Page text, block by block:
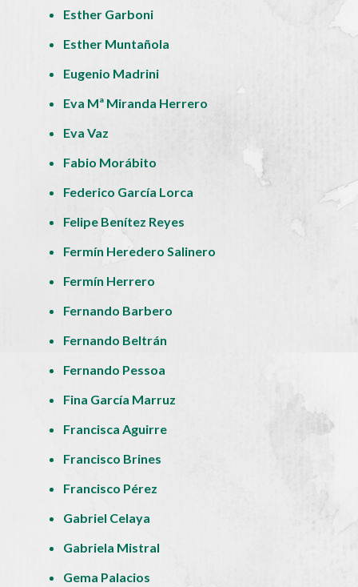
Esther Garboni
Esther Muntañola
Eugenio Madrini
Eva Mª Miranda Herrero
Eva Vaz
Fabio Morábito
Federico García Lorca
Felipe Benítez Reyes
Fermín Heredero Salinero
Fermín Herrero
Fernando Barbero
Fernando Beltrán
Fernando Pessoa
Fina García Marruz
Francisca Aguirre
Francisco Brines
Francisco Pérez
Gabriel Celaya
Gabriela Mistral
Gema Palacios